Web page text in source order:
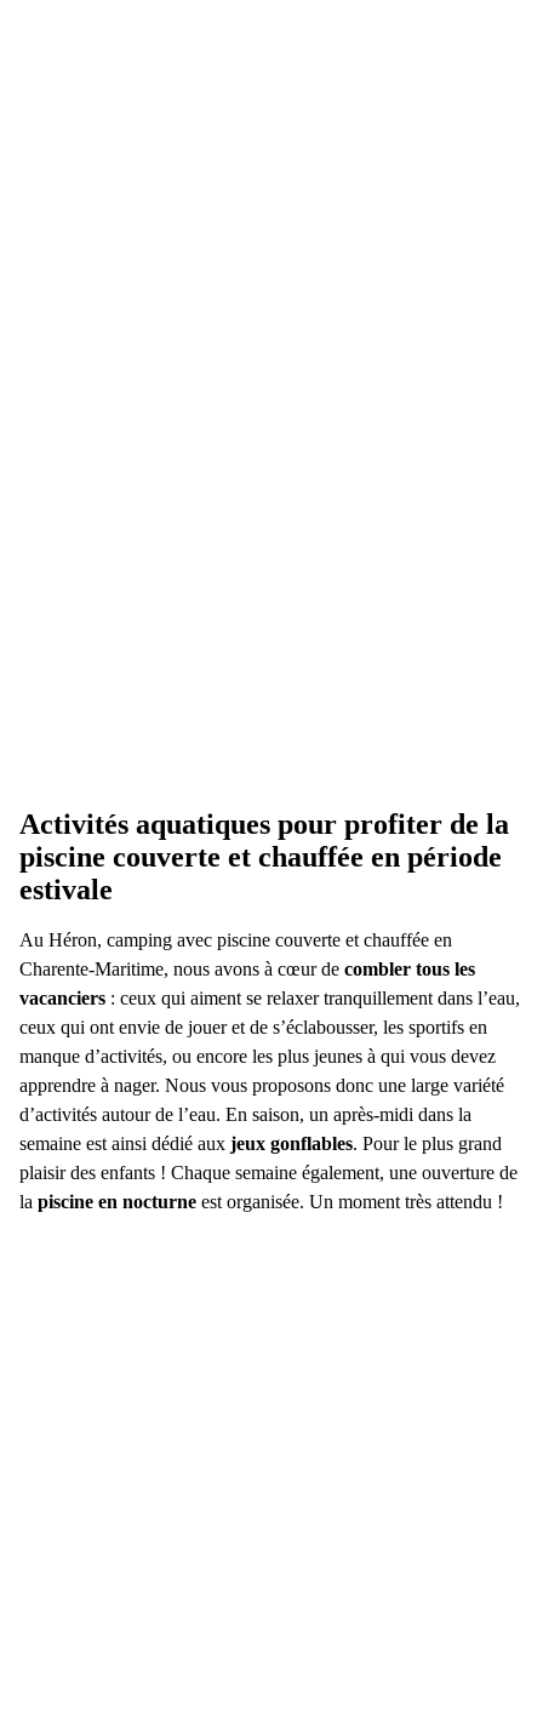
Activités aquatiques pour profiter de la
piscine couverte et chauffée en période
estivale
Au Héron, camping avec piscine couverte et chauffée en
Charente-Maritime, nous avons à cœur de combler tous les
vacanciers : ceux qui aiment se relaxer tranquillement dans l’eau,
ceux qui ont envie de jouer et de s’éclabousser, les sportifs en
manque d’activités, ou encore les plus jeunes à qui vous devez
apprendre à nager. Nous vous proposons donc une large variété
d’activités autour de l’eau. En saison, un après-midi dans la
semaine est ainsi dédié aux jeux gonflables. Pour le plus grand
plaisir des enfants ! Chaque semaine également, une ouverture de
la piscine en nocturne est organisée. Un moment très attendu !